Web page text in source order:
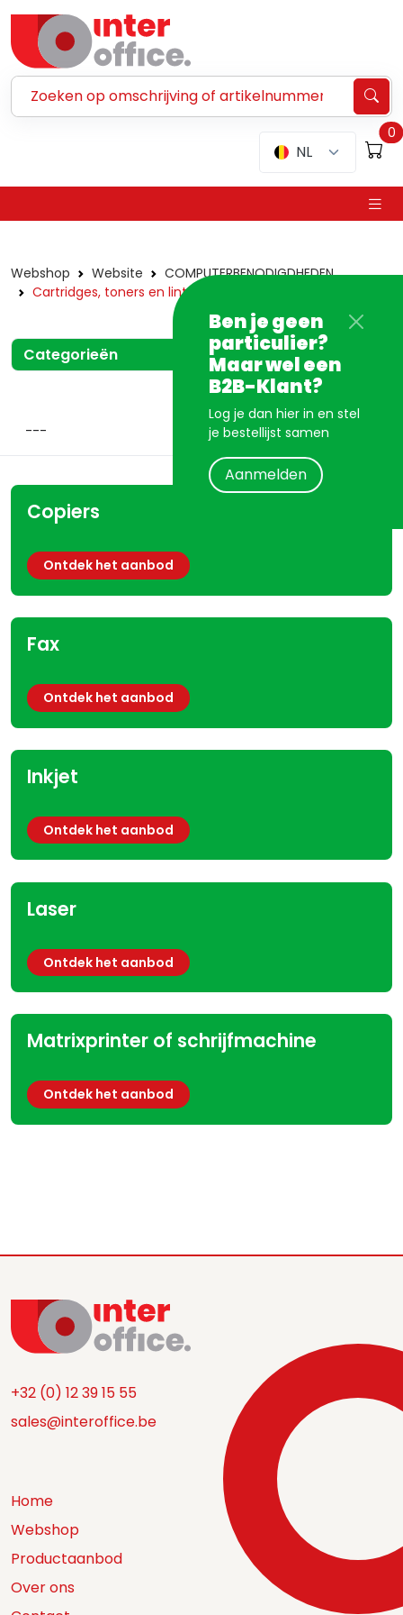
NL
0
Ben je geen
particulier?
Maar wel een
B2B-Klant?
Log je dan hier in en stel
je bestellijst samen
Aanmelden
Webshop Website
COMPUTERBENODIGDHEDEN
Cartridges, toners en linten
Categorieën
Copiers
Ontdek het aanbod
Fax
Ontdek het aanbod
Inkjet
Ontdek het aanbod
Laser
Ontdek het aanbod
Matrixprinter of schrijfmachine
Ontdek het aanbod
+32 (0) 12 39 15 55
sales@interoffice.be
Home
Webshop
Productaanbod
Over ons